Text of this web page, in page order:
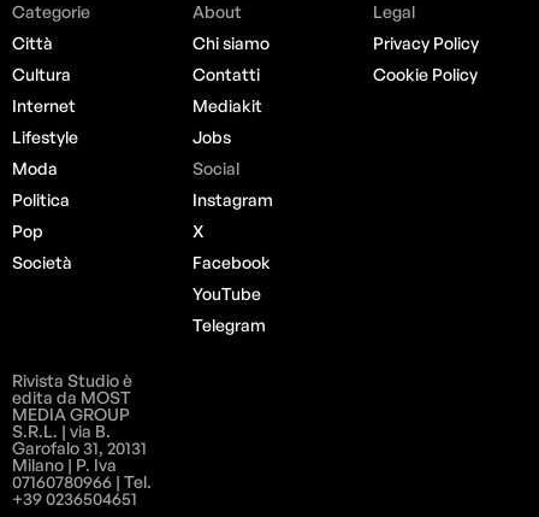
Categorie
Città
Cultura
Internet
Lifestyle
Moda
Politica
Pop
Società
About
Chi siamo
Contatti
Mediakit
Jobs
Social
Instagram
X
Facebook
YouTube
Telegram
Legal
Privacy Policy
Cookie Policy
Rivista Studio è
edita da MOST
MEDIA GROUP
S.R.L. | via B.
Garofalo 31, 20131
Milano | P. Iva
07160780966 | Tel.
+39 0236504651